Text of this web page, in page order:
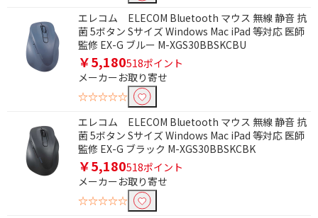
エレコム ELECOM Bluetooth マウス 無線 静音 抗
菌 5ボタン Sサイズ Windows Mac iPad 等対応 医師
監修 EX-G ブルー M-XGS30BBSKCBU
￥5,180518ポイント
メーカーお取り寄せ
☆☆☆☆☆
エレコム ELECOM Bluetooth マウス 無線 静音 抗
菌 5ボタン Sサイズ Windows Mac iPad 等対応 医師
監修 EX-G ブラック M-XGS30BBSKCBK
￥5,180518ポイント
メーカーお取り寄せ
☆☆☆☆☆
エルゴノミクス
トラックボール
スライド式
キャップ式
容量で絞り込む
16GB
32GB
64GB